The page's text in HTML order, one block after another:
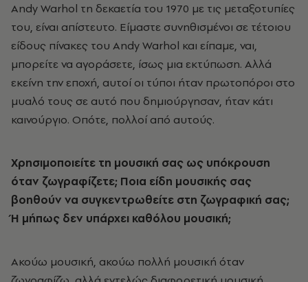
Andy Warhol τη δεκαετία του 1970 με τις μεταξοτυπίες
του, είναι απίστευτο. Είμαστε συνηθισμένοι σε τέτοιου
είδους πίνακες του Andy Warhol και είπαμε, ναι,
μπορείτε να αγοράσετε, ίσως μια εκτύπωση. Αλλά
εκείνη την εποχή, αυτοί οι τύποι ήταν πρωτοπόροι στο
μυαλό τους σε αυτό που δημιούργησαν, ήταν κάτι
καινούργιο. Οπότε, πολλοί από αυτούς.
Χρησιμοποιείτε τη μουσική σας ως υπόκρουση
όταν ζωγραφίζετε; Ποια είδη μουσικής σας
βοηθούν να συγκεντρωθείτε στη ζωγραφική σας;
Ή μήπως δεν υπάρχει καθόλου μουσική;
Ακούω μουσική, ακούω πολλή μουσική όταν